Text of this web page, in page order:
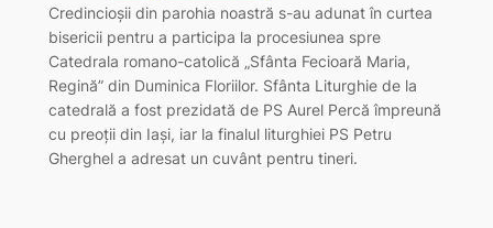
Credincioşii din parohia noastră s-au adunat în curtea
bisericii pentru a participa la procesiunea spre
Catedrala romano-catolică „Sfânta Fecioară Maria,
Regină” din Duminica Floriilor. Sfânta Liturghie de la
catedrală a fost prezidată de PS Aurel Percă împreună
cu preoţii din Iaşi, iar la finalul liturghiei PS Petru
Gherghel a adresat un cuvânt pentru tineri.